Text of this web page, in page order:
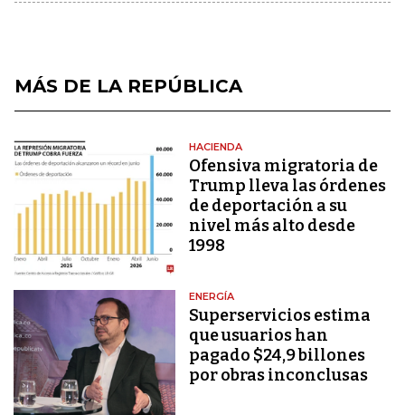
MÁS DE LA REPÚBLICA
HACIENDA
Ofensiva migratoria de
Trump lleva las órdenes
de deportación a su
nivel más alto desde
1998
ENERGÍA
Superservicios estima
que usuarios han
pagado $24,9 billones
por obras inconclusas